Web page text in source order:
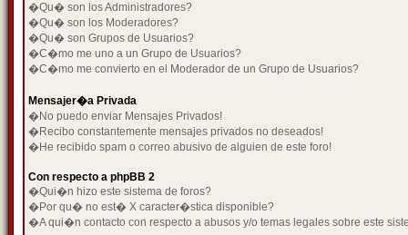
�Qu� son los Administradores?
�Qu� son los Moderadores?
�Qu� son Grupos de Usuarios?
�C�mo me uno a un Grupo de Usuarios?
�C�mo me convierto en el Moderador de un Grupo de Usuarios?
Mensajer�a Privada
�No puedo enviar Mensajes Privados!
�Recibo constantemente mensajes privados no deseados!
�He recibido spam o correo abusivo de alguien de este foro!
Con respecto a phpBB 2
�Qui�n hizo este sistema de foros?
�Por qu� no est� X caracter�stica disponible?
�A qui�n contacto con respecto a abusos y/o temas legales sobre este